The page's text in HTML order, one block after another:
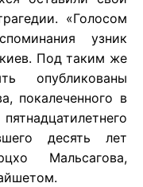
«Голосом
узник
Под таким же
опубликованы
покалеченного в
десять лет
Мальсагова,